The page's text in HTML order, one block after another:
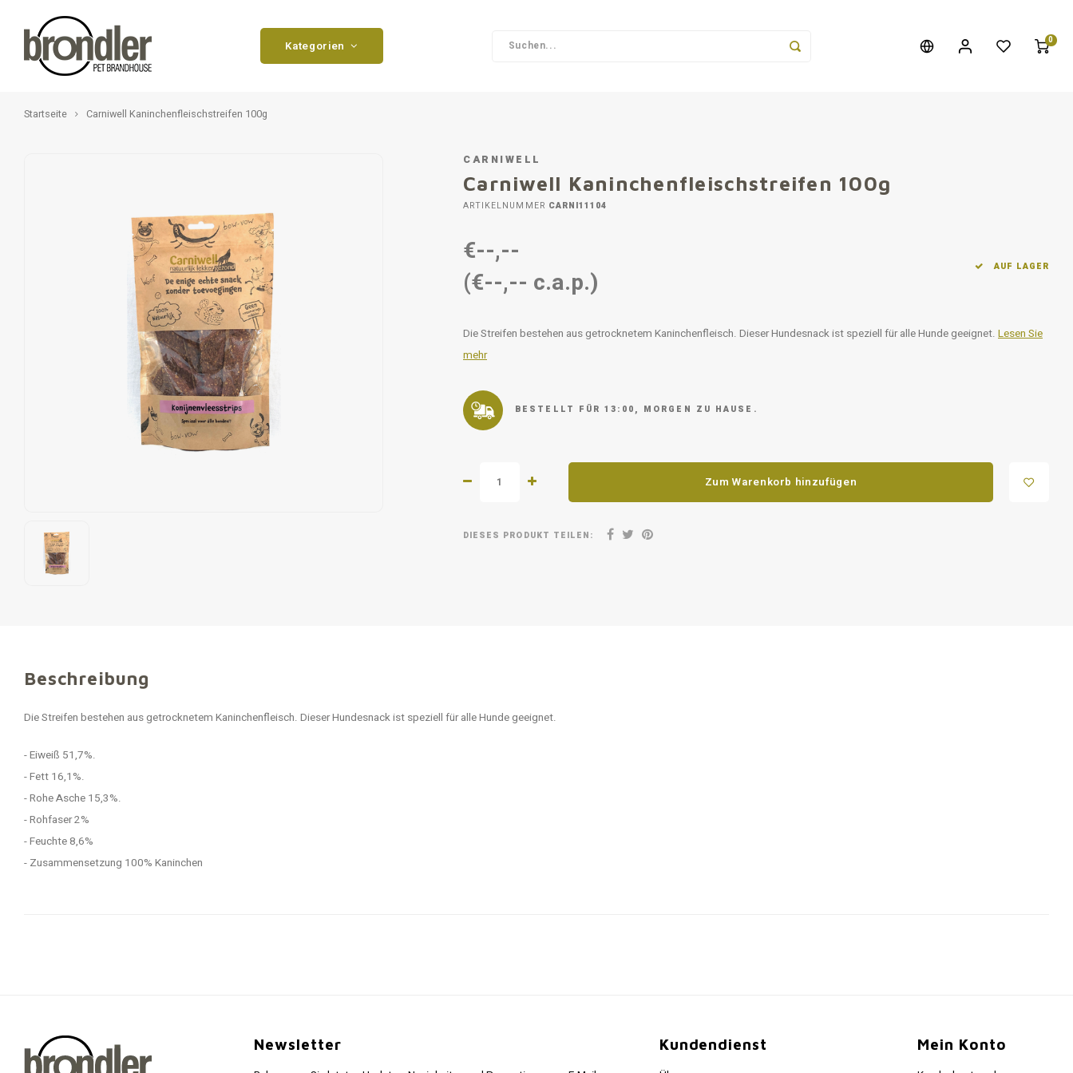
Kategorien 0
Startseite Carniwell Kaninchenfleischstreifen 100g
CARNIWELL
Carniwell Kaninchenfleischstreifen 100g
ARTIKELNUMMER CARNI11104
€--,--
(€--,-- c.a.p.)
AUF LAGER
Die Streifen bestehen aus getrocknetem Kaninchenfleisch. Dieser Hundesnack ist speziell für alle Hunde geeignet. Lesen Sie
mehr
BESTELLT FÜR 13:00, MORGEN ZU HAUSE.
Zum Warenkorb hinzufügen
DIESES PRODUKT TEILEN:
Beschreibung
Die Streifen bestehen aus getrocknetem Kaninchenfleisch. Dieser Hundesnack ist speziell für alle Hunde geeignet.
- Eiweiß 51,7%.
- Fett 16,1%.
- Rohe Asche 15,3%.
- Rohfaser 2%
- Feuchte 8,6%
- Zusammensetzung 100% Kaninchen
Newsletter Kundendienst Mein Konto